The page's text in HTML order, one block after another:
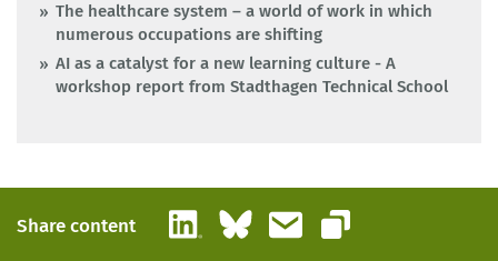
The healthcare system – a world of work in which
numerous occupations are shifting
AI as a catalyst for a new learning culture - A
workshop report from Stadthagen Technical School
Share content LinkedInBlueskyEmail
Copy link